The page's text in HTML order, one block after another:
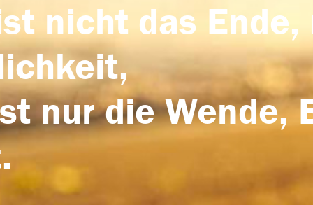
nicht das
nur die Wende,